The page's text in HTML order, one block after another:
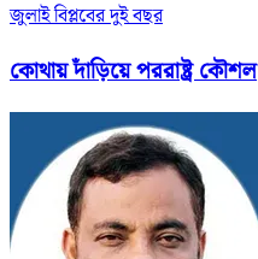
জুলাই বিপ্লবের দুই বছর
কোথায় দাঁড়িয়ে পররাষ্ট্র কৌশল